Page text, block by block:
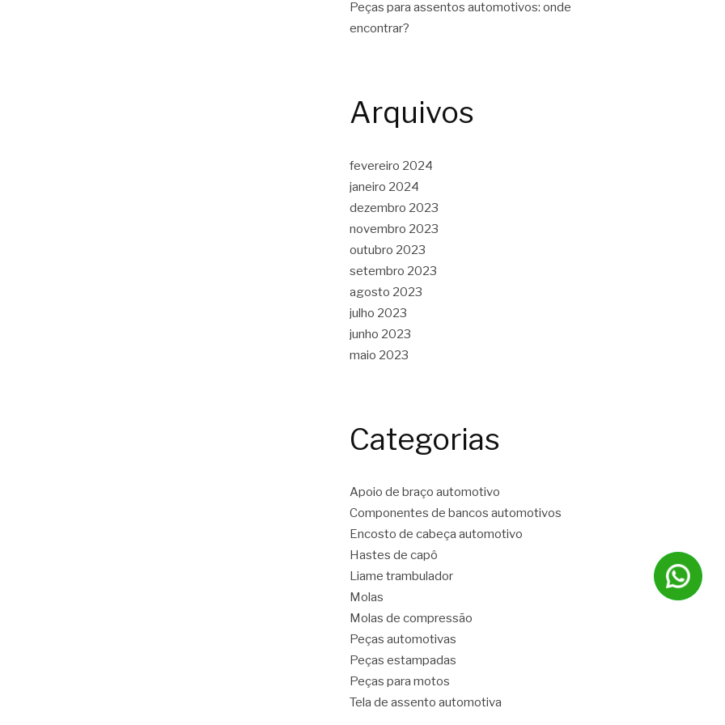
Peças para assentos automotivos: onde
encontrar?
Arquivos
fevereiro 2024
janeiro 2024
dezembro 2023
novembro 2023
outubro 2023
setembro 2023
agosto 2023
julho 2023
junho 2023
maio 2023
Categorias
Apoio de braço automotivo
Componentes de bancos automotivos
Encosto de cabeça automotivo
Hastes de capô
Liame trambulador
Molas
Molas de compressão
Peças automotivas
Peças estampadas
Peças para motos
Tela de assento automotiva